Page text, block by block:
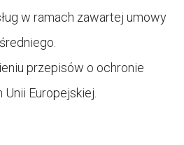
w ramach zawartej umowy
przepisów o ochronie
Europejskiej.